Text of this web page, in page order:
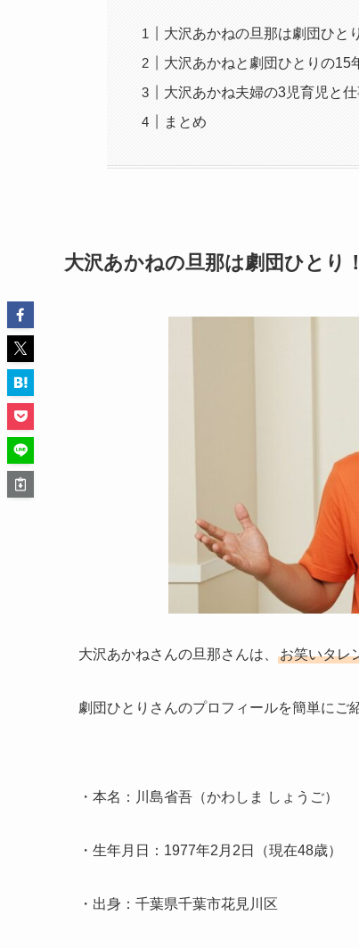
大沢あかねの旦那は劇団ひと
大沢あかねと劇団ひとりの15
大沢あかね夫婦の3児育児と
まとめ
大沢あかねの旦那は劇団ひとり！
大沢あかねさんの旦那さんは、 お笑いタレ
劇団ひとりさんのプロフィールを簡単にご
・本名：川島省吾（かわしま しょうご）
・生年月日：1977年2月2日（現在48歳）
・出身：千葉県千葉市花見川区